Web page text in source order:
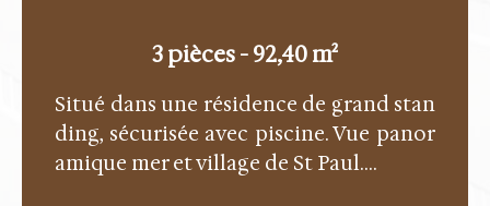
3 pièces - 92,40 m²
Situé dans une résidence de grand stan
ding, sécurisée avec piscine. Vue panor
amique mer et village de St Paul....